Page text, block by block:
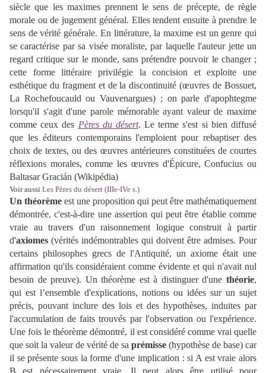
siècle que les maximes prennent le sens de précepte, de règle
morale ou de jugement général. Elles tendent ensuite à prendre le
sens de vérité générale. En littérature, la maxime est un genre qui
se caractérise par sa visée moraliste, par laquelle l'auteur jette un
regard critique sur le monde, sans prétendre pouvoir le changer ;
cette forme littéraire privilégie la concision et exploite une
esthétique du fragment et de la discontinuité (œuvres de Bossuet,
La Rochefoucauld ou Vauvenargues) ; on parle d'apophtegme
lorsqu'il s'agit d'une parole mémorable ayant valeur de maxime
comme ceux des Pères du désert. Le terme s'est si bien diffusé
que les éditeurs contemporains l'emploient pour rebaptiser des
choix de textes, ou des œuvres antérieures constituées de courtes
réflexions morales, comme les œuvres d'Épicure, Confucius ou
Baltasar Gracián (Wikipédia)
Voir aussi Les Pères du désert (IIIe-IVe s.)
Un théorème est une proposition qui peut être mathématiquement
démontrée, c'est-à-dire une assertion qui peut être établie comme
vraie au travers d'un raisonnement logique construit à partir
d'axiomes (vérités indémontrables qui doivent être admises. Pour
certains philosophes grecs de l'Antiquité, un axiome était une
affirmation qu'ils considéraient comme évidente et qui n'avait nul
besoin de preuve). Un théorème est à distinguer d'une théorie,
qui est l’ensemble d'explications, notions ou idées sur un sujet
précis, pouvant inclure des lois et des hypothèses, induites par
l'accumulation de faits trouvés par l'observation ou l'expérience.
Une fois le théorème démontré, il est considéré comme vrai quelle
que soit la valeur de vérité de sa prémisse (hypothèse de base) car
il se présente sous la forme d'une implication : si A est vraie alors